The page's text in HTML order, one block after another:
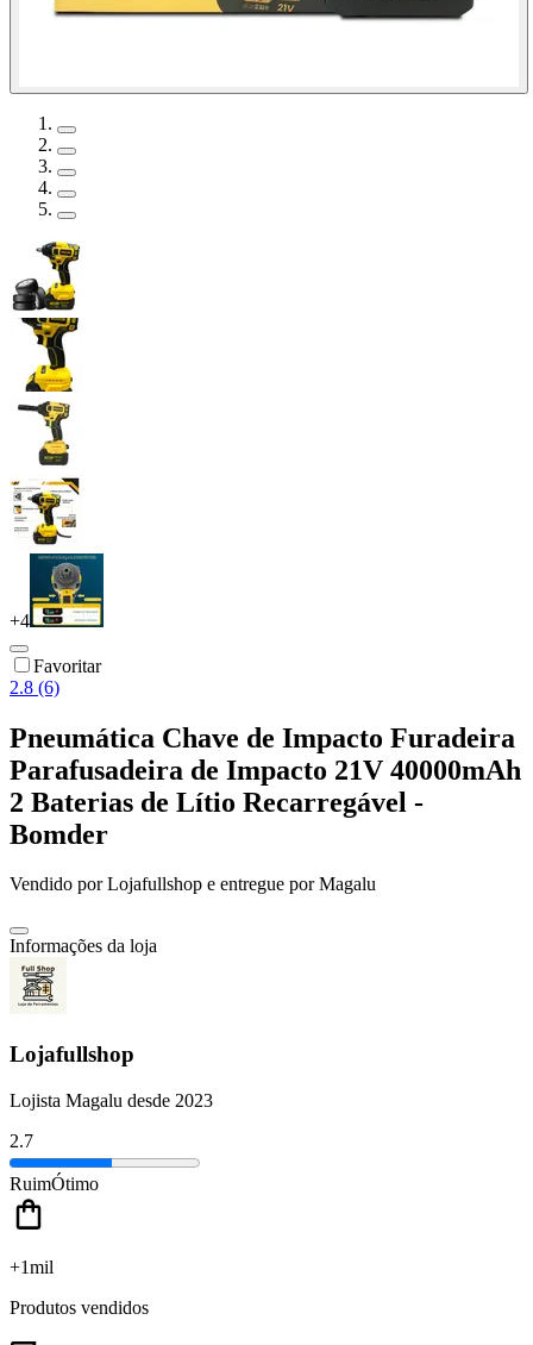
+4
Favoritar
2.8 (6)
Pneumática Chave de Impacto Furadeira
Parafusadeira de Impacto 21V 40000mAh
2 Baterias de Lítio Recarregável -
Bomder
Vendido porLojafullshop e entregue por Magalu
Informações da loja
Lojafullshop
Lojista Magalu desde 2023
2.7
RuimÓtimo
+1mil
Produtos vendidos